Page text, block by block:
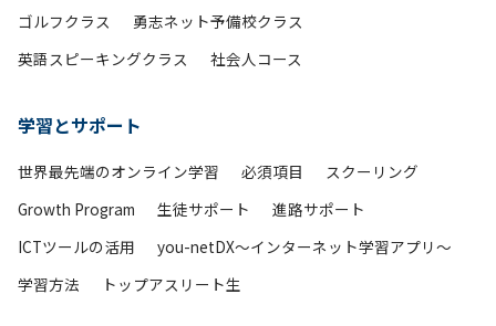
ゴルフクラス
勇志ネット予備校クラス
英語スピーキングクラス
社会人コース
学習とサポート
世界最先端のオンライン学習 必須項目
スクーリング
Growth Program
生徒サポート
進路サポート
ICTツールの活用
you-netDX～インターネット学習アプリ～
学習方法
トップアスリート生